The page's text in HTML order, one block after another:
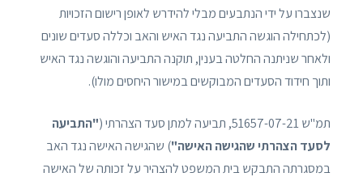
שנצברו על ידי הנתבעים מבלי להידרש לאופן רישום הזכויות
(לכתחילה הוגשה התביעה נגד האיש והאב וכללה סעדים שונים
ולאחר שניתנה החלטה בענין, תוקנה התביעה והוגשה נגד האיש
ותוך חידוד הסעדים המבוקשים במישור היחסים מולו).
תמ"ש 51657-07-21, תביעה למתן סעד הצהרתי (
"התביעה
לסעד הצהרתי שהגישה האישה") שהגישה האישה נגד האב
במסגרתה התבקש בית המשפט להצהיר על זכותה של האישה